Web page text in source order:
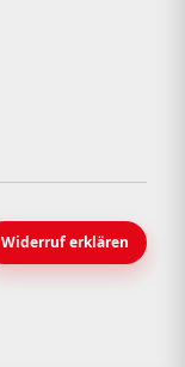
Widerruf erklären